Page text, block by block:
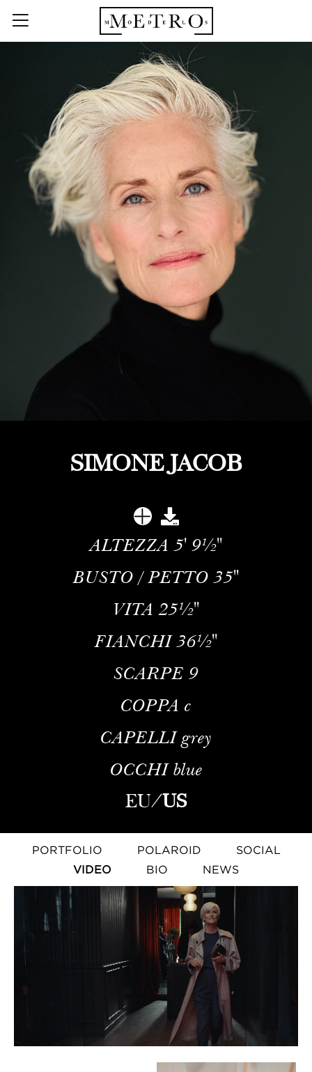
SIMONE JACOB
ALTEZZA 5' 9½''
BUSTO / PETTO 35''
VITA 25½''
FIANCHI 36½''
SCARPE 9
COPPA c
CAPELLI grey
OCCHI blue
EU/US
PORTFOLIO POLAROID
SOCIAL
VIDEO
BIO NEWS